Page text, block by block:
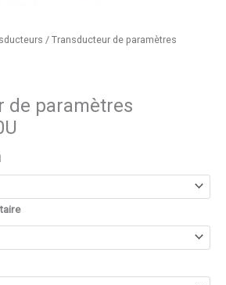
/ Transducteur de paramètres
de paramètres